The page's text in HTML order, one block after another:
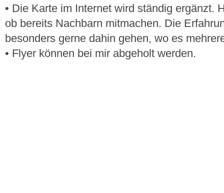
• Die Karte im Internet wird ständig ergänzt.
ob bereits Nachbarn mitmachen. Die
besonders gerne dahin gehen, wo es
• Flyer können bei mir abgeholt werden.